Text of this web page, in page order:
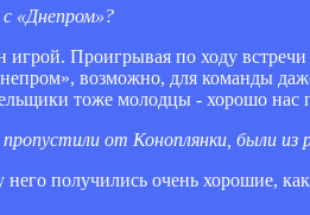
«Днепром»?
Проигрывая по ходу
возможно, для команды
тоже молодцы - хорошо нас
от Коноплянки, были из
получились очень хорошие,